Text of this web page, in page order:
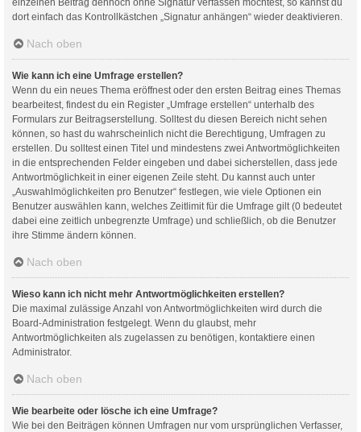
dort einfach das Kontrollkästchen „Signatur anhängen“ wieder deaktivieren.
Nach oben
Wie kann ich eine Umfrage erstellen?
Wenn du ein neues Thema eröffnest oder den ersten Beitrag eines Themas
bearbeitest, findest du ein Register „Umfrage erstellen“ unterhalb des
Formulars zur Beitragserstellung. Solltest du diesen Bereich nicht sehen
können, so hast du wahrscheinlich nicht die Berechtigung, Umfragen zu
erstellen. Du solltest einen Titel und mindestens zwei Antwortmöglichkeiten
in die entsprechenden Felder eingeben und dabei sicherstellen, dass jede
Antwortmöglichkeit in einer eigenen Zeile steht. Du kannst auch unter
„Auswahlmöglichkeiten pro Benutzer“ festlegen, wie viele Optionen ein
Benutzer auswählen kann, welches Zeitlimit für die Umfrage gilt (0 bedeutet
dabei eine zeitlich unbegrenzte Umfrage) und schließlich, ob die Benutzer
ihre Stimme ändern können.
Nach oben
Wieso kann ich nicht mehr Antwortmöglichkeiten erstellen?
Die maximal zulässige Anzahl von Antwortmöglichkeiten wird durch die
Board-Administration festgelegt. Wenn du glaubst, mehr
Antwortmöglichkeiten als zugelassen zu benötigen, kontaktiere einen
Administrator.
Nach oben
Wie bearbeite oder lösche ich eine Umfrage?
Wie bei den Beiträgen können Umfragen nur vom ursprünglichen Verfasser,